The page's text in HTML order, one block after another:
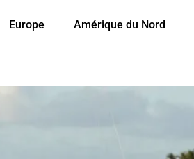
Europe Amérique du Nord